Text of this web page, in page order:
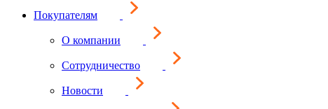
Покупателям
О компании
Сотрудничество
Новости